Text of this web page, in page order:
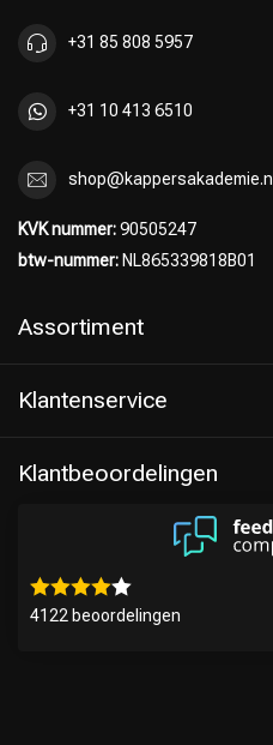
+31 85 808 5957
+31 10 413 6510
shop@kappersakademie.nl
KVK nummer:90505247
btw-nummer: NL865339818B01
Assortiment
Klantenservice
Klantbeoordelingen
4122 beoordelingen